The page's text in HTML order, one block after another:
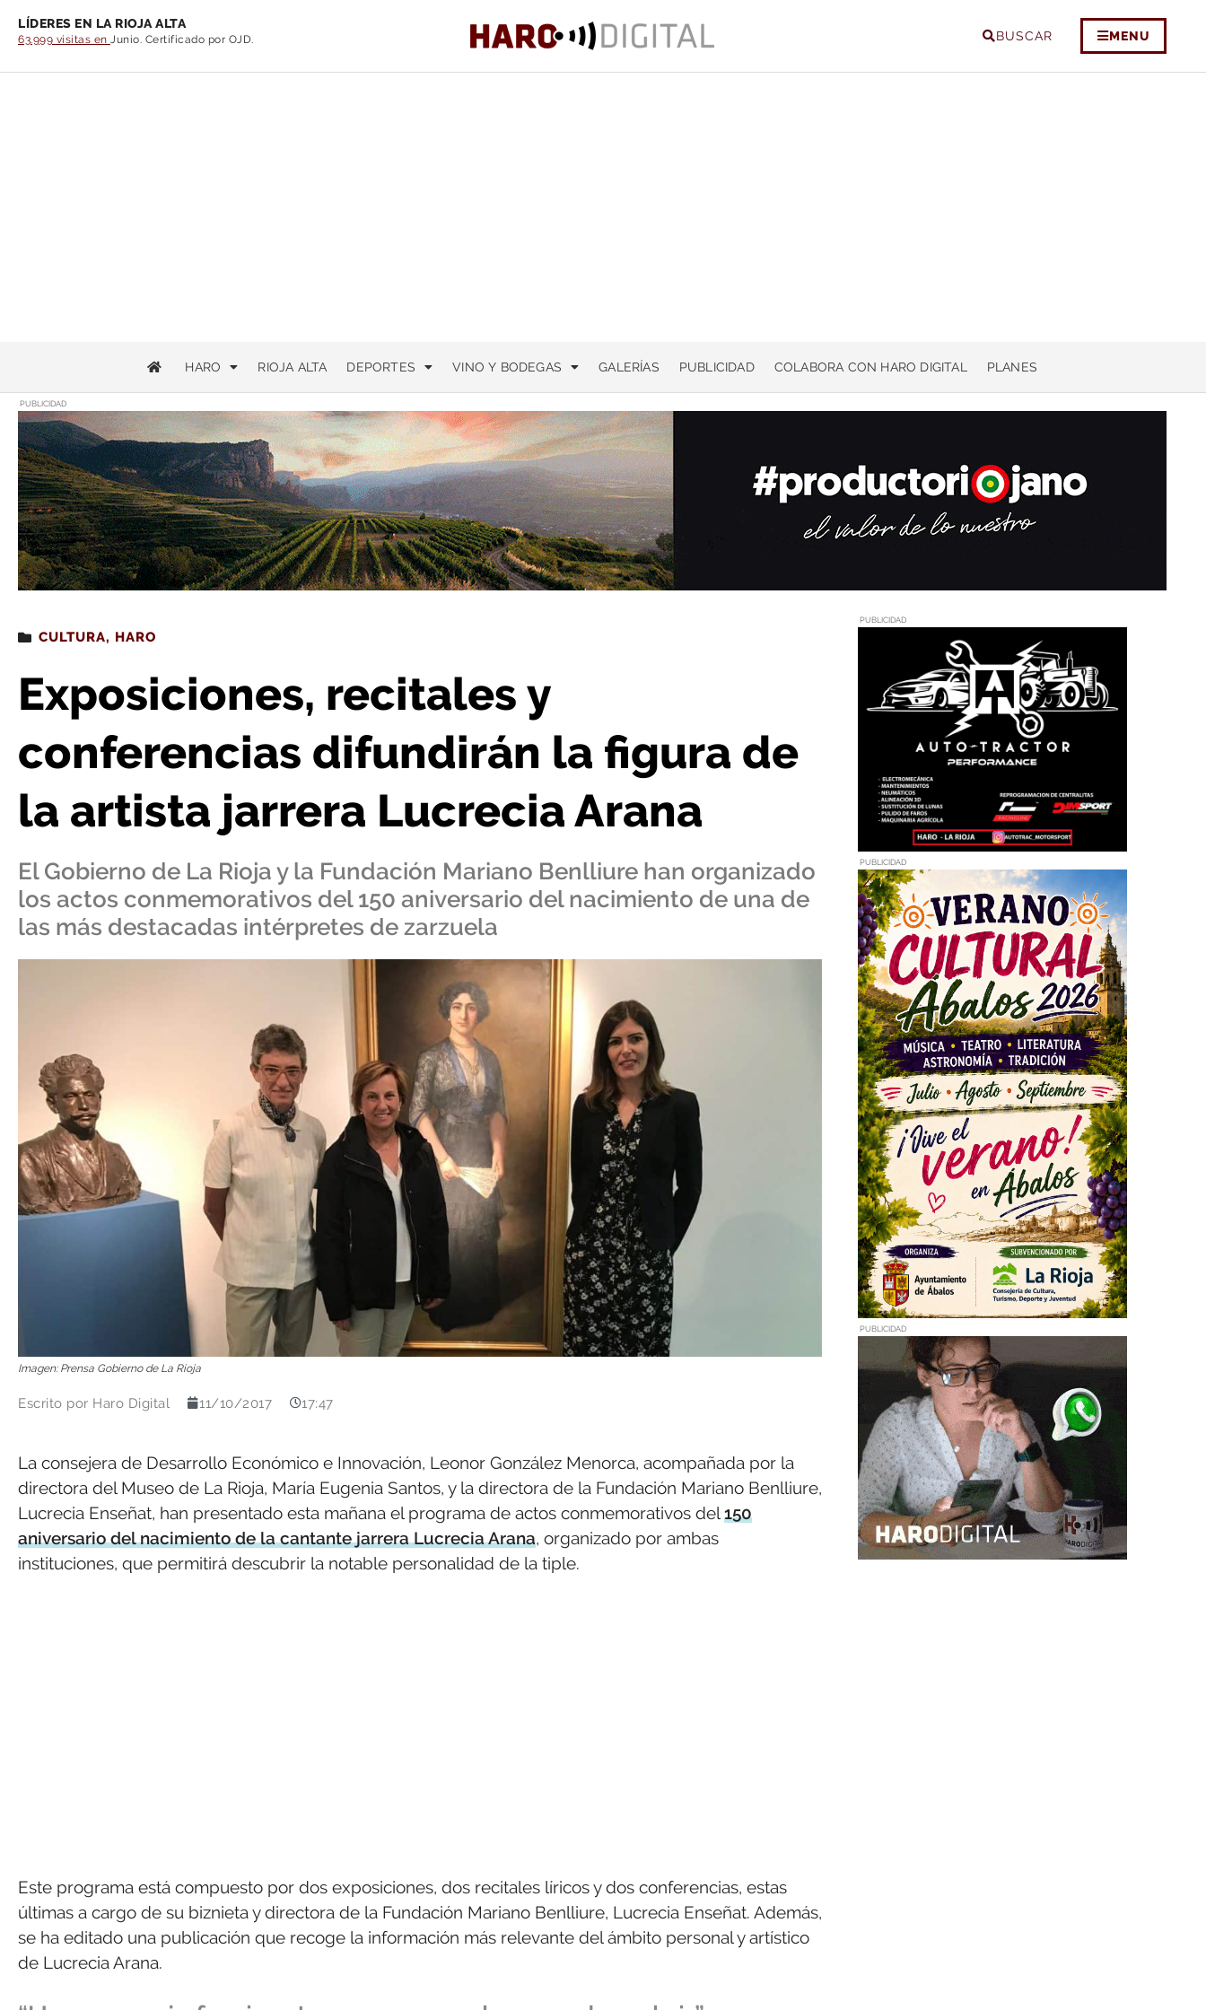
LÍDERES EN LA RIOJA ALTA
63.999 visitas en Junio. Certificado por OJD. BUSCAR MENU
HARO RIOJA ALTA DEPORTES VINO Y BODEGAS GALERÍAS PUBLICIDAD COLABORA CON HARO DIGITAL PLANES
PUBLICIDAD
Estás leyendo: Exposiciones, recitales y conferencias difundirán la figura de la artista jarrera Lucrecia Arana
CULTURA, HARO
Exposiciones, recitales y
conferencias difundirán la figura de
la artista jarrera Lucrecia Arana
El Gobierno de La Rioja y la Fundación Mariano Benlliure han organizado
los actos conmemorativos del 150 aniversario del nacimiento de una de
las más destacadas intérpretes de zarzuela
Imagen: Prensa Gobierno de La Rioja
Escrito por Haro Digital 11/10/2017 17:47
La consejera de Desarrollo Económico e Innovación, Leonor González Menorca, acompañada por la
directora del Museo de La Rioja, María Eugenia Santos, y la directora de la Fundación Mariano Benlliure,
Lucrecia Enseñat, han presentado esta mañana el programa de actos conmemorativos del150
aniversario del nacimiento de la cantante jarrera Lucrecia Arana, organizado por ambas
instituciones, que permitirá descubrir la notable personalidad de la tiple.
Este programa está compuesto por dos exposiciones, dos recitales líricos y dos conferencias, estas
últimas a cargo de su biznieta y directora de la Fundación Mariano Benlliure, Lucrecia Enseñat. Además,
se ha editado una publicación que recoge la información más relevante del ámbito personal y artístico
de Lucrecia Arana.
PUBLICIDAD
PUBLICIDAD
PUBLICIDAD